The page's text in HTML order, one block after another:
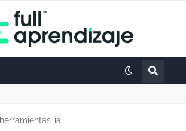
herramientas-ia